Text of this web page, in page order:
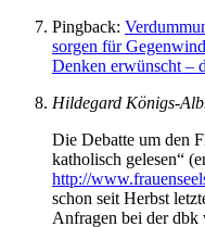
Pingback:
sorgen für
Denken erwünscht –
Hildegard Königs-
Die Debatte um den
katholisch gelesen“
http://
schon seit Herbst
Anfragen bei der